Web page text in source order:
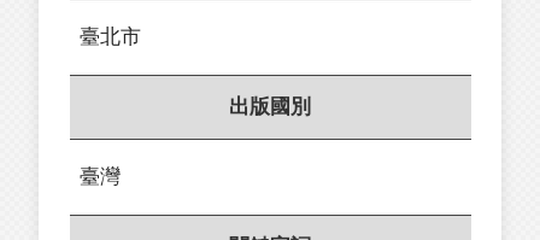
臺北市
出版國別
臺灣